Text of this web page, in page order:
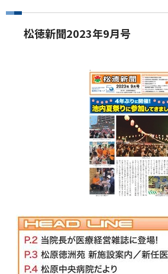
松徳新聞2023年9月号